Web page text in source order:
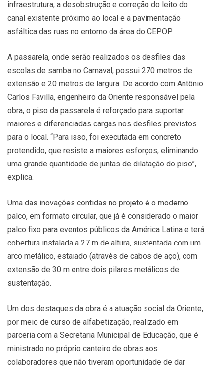
infraestrutura, a desobstrução e correção do leito do
canal existente próximo ao local e a pavimentação
asfáltica das ruas no entorno da área do CEPOP.
A passarela, onde serão realizados os desfiles das
escolas de samba no Carnaval, possui 270 metros de
extensão e 20 metros de largura. De acordo com Antônio
Carlos Favilla, engenheiro da Oriente responsável pela
obra, o piso da passarela é reforçado para suportar
maiores e diferenciadas cargas nos desfiles previstos
para o local. “Para isso, foi executada em concreto
protendido, que resiste a maiores esforços, eliminando
uma grande quantidade de juntas de dilatação do piso”,
explica.
Uma das inovações contidas no projeto é o moderno
palco, em formato circular, que já é considerado o maior
palco fixo para eventos públicos da América Latina e terá
cobertura instalada a 27 m de altura, sustentada com um
arco metálico, estaiado (através de cabos de aço), com
extensão de 30 m entre dois pilares metálicos de
sustentação.
Um dos destaques da obra é a atuação social da Oriente,
por meio de curso de alfabetização, realizado em
parceria com a Secretaria Municipal de Educação, que é
ministrado no próprio canteiro de obras aos
colaboradores que não tiveram oportunidade de dar